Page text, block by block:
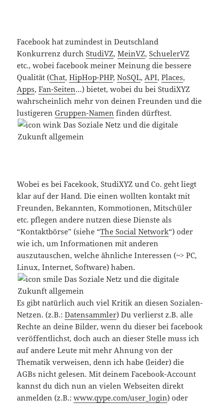
Facebook hat zumindest in Deutschland
Konkurrenz durchStudiVZ,MeinVZ,SchuelerVZ
etc., wobei facebook meiner Meinung die bessere
Qualität (Chat,HipHop-PHP,NoSQL,API,Places,
Apps,Fan-Seiten…) bietet, wobei du bei StudiXYZ
wahrscheinlich mehr von deinen Freunden und die
lustigerenGruppen-Namen finden dürftest.
Wobei es bei Facekook, StudiXYZ und Co. geht liegt
klar auf der Hand. Die einen wollten kontakt mit
Freunden, Bekannten, Kommotionen, Mitschüler
etc. pflegen andere nutzen diese Dienste als
“Kontaktbörse” (siehe “The Social Network“) oder
wie ich, um Informationen mit anderen
auszutauschen, welche ähnliche Interessen (~> PC,
Linux, Internet, Software) haben.
Es gibt natürlich auch viel Kritik an diesen Sozialen-
Netzen. (z.B.:Datensammler) Du verlierst z.B. alle
Rechte an deine Bilder, wenn du dieser bei facebook
veröffentlichst, doch auch an dieser Stelle muss ich
auf andere Leute mit mehr Ahnung von der
Thematik verweisen, denn ich habe (leider) die
AGBs nicht gelesen. Mit deinem Facebook-Account
kannst du dich nun an vielen Webseiten direkt
anmelden (z.B.:www.qype.com/user_login) oder